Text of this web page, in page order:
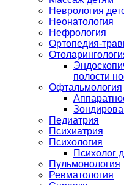
Неврология
Неонатология
Нефрология
Ортопедия-
полости
Офтальмология
Педиатрия
Психиатрия
Психология
Психолог
Пульмонология
Ревматология